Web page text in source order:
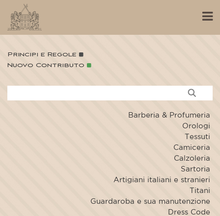
Principi e Regole
Nuovo Contributo
Barberia & Profumeria
Orologi
Tessuti
Camiceria
Calzoleria
Sartoria
Artigiani italiani e stranieri
Titani
Guardaroba e sua manutenzione
Dress Code